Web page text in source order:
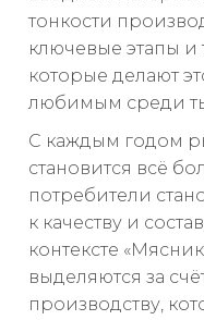
тонкости
ключевые этапы
которые делают
любимым среди
С каждым годом
становится всё
потребители
к качеству и
контексте
выделяются за
производству,